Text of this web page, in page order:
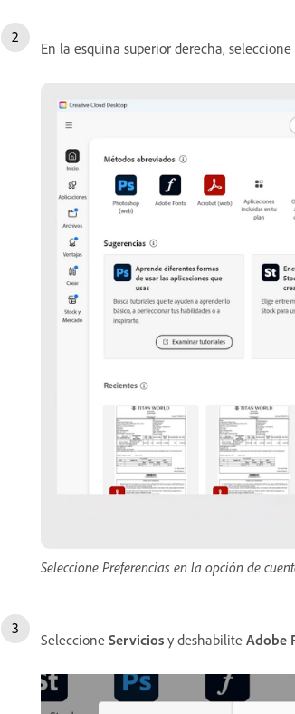
En la esquina superior derecha,
Seleccione Preferencias en la opción de
Seleccione Servicios y deshabilite Adobe